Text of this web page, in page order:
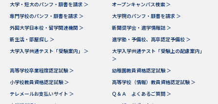
大学・短大のパンフ・願書を請求 ＞
オープンキャンパス検索 ＞
専門学校のパンフ・願書を請求 ＞
大学院のパンフ・願書を請求 ＞
外国大学日本校・留学関連機関 ＞
新聞奨学会・進学情報誌 ＞
新生活・部屋探し ＞
進学塾・予備校、高卒認定予備校 ＞
大学入学共通テスト「受験案内」 ＞
大学入学共通テスト「受験上の配慮案内」
＞
高等学校卒業程度認定試験 ＞
幼稚園教員資格認定試験 ＞
小学校教員資格認定試験 ＞
高等学校（情報）教員資格認定試験 ＞
テレメールお支払いサイト ＞
Ｑ＆Ａ よくあるご質問 ＞